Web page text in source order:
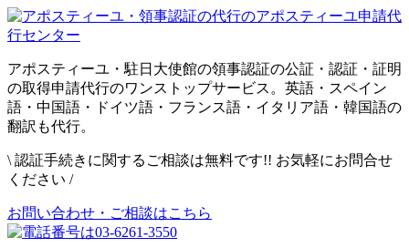
アポスティーユ・駐日大使館の領事認証の公証・認証・証明
の取得申請代行のワンストップサービス。英語・スペイン
語・中国語・ドイツ語・フランス語・イタリア語・韓国語の
翻訳も代行。
\ 認証手続きに関するご相談は無料です!! お気軽にお問合せ
ください /
お問い合わせ・ご相談はこちら